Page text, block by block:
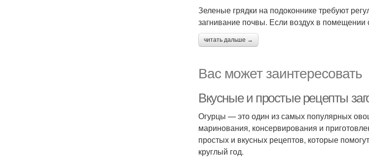
Зеленые грядки на подоконнике требуют
загнивание почвы. Если воздух в
читать дальше →
Вас может заинтересовать
Вкусные и простые рецепты
Огурцы — это один из самых популярных
маринования, консервирования и
простых и вкусных рецептов, которые
круглый год.